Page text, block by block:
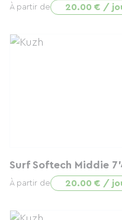
À partir de 20.00 € /
Surf Softech Middie
À partir de 20.00 € /